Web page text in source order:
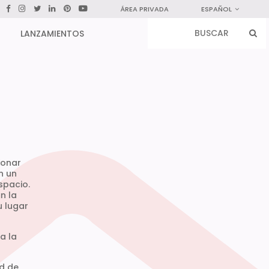
ÁREA PRIVADA ESPAÑOL
LANZAMIENTOS
un
la
lugar
la